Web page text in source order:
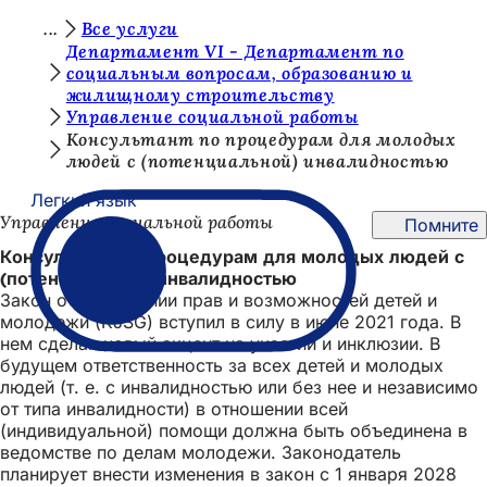
Перейти к содержимому
ь
:
Все услуги
Департамент VI - Департамент по
социальным вопросам, образованию и
жилищному строительству
Управление социальной работы
Консультант по процедурам для молодых
людей с (потенциальной) инвалидностью
Легкий язык
Управление социальной работы
Помните
Консультант по процедурам для молодых людей с
(потенциальной) инвалидностью
Закон о расширении прав и возможностей детей и
молодежи (KJSG) вступил в силу в июне 2021 года. В
нем сделан новый акцент на участии и инклюзии. В
будущем ответственность за всех детей и молодых
людей (т. е. с инвалидностью или без нее и независимо
от типа инвалидности) в отношении всей
(индивидуальной) помощи должна быть объединена в
ведомстве по делам молодежи. Законодатель
планирует внести изменения в закон с 1 января 2028